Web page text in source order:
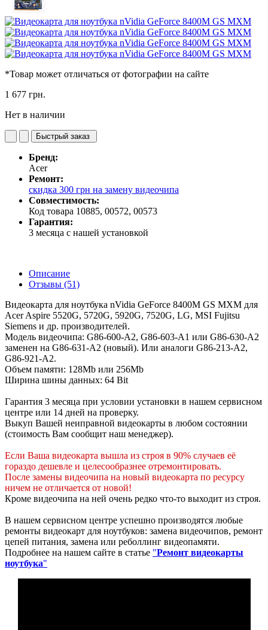
*Товар может отличаться от фотографии на сайте
1 677 грн.
Нет в наличии
Быстрый заказ
Бренд:
Acer
Ремонт:
скидка 300 грн на замену видеочипа
Совместимость:
Код товара 10885, 00572, 00573
Гарантия:
3 месяца с нашей установкой
Описание
Отзывы (51)
Видеокарта для ноутбука nVidia GeForce 8400M GS MXM для
Acer Aspire 5520G, 5720G, 5920G, 7520G, LG, MSI Fujitsu
Siemens и др. производителей.
Модель видеочипа: G86-600-A2, G86-603-A1 или G86-630-A2
заменен на G86-631-A2 (новый). Или аналоги G86-213-A2,
G86-921-A2.
Объем памяти: 128Mb или 256Mb
Ширина шины данных: 64 Bit
Гарантия 3 месяца при условии установки в нашем сервисном
центре или 14 дней на проверку.
Выкуп Вашей неиправной видеокарты в любом состоянии
(стоимость Вам сообщит наш менеджер).
Если Ваша видеокарта вышла из строя в 90% случаев её
гораздо дешевле и целесообразнее отремонтировать.
После замены видеочипа на новый видеокарта по ресурсу
ничем не отличается от новой!
Кроме видеочипа на ней очень редко что-то выходит из строя.
В нашем сервисном центре успешно производятся любые
ремонты видеокарт для ноутбуков: замена видеочипов, ремонт
цепей питания, замена или реболлинг видеопамяти.
Подробнее на нашем сайте в статье "Ремонт видеокарты
ноутбука"